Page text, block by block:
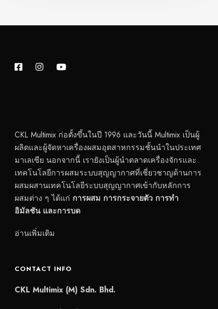
CKL Multimix ก่อตั้งขึ้นในปี 1996 และวันนี้ Multimix เป็นผู้
ผลิตและผู้จัดหาเครื่องผสมอุตสาหกรรมชั้นนำในประเทศ
มาเลเซีย นอกจากนี้ เรายังเป็นผู้นำตลาดเครื่องจักรและ
เทคโนโลยีการผสมระบบสุญญากาศที่เชี่ยวชาญด้านการ
ผสมผสานเทคโนโลยีระบบสุญญากาศเข้ากับหลักการ
ผสมต่าง ๆ ได้แก่ การผสม การกระจายตัว การทำ
อิมัลชัน และการบด
อ่านเพิ่มเติม
CONTACT INFO
CKL Multimix (M) Sdn. Bhd.